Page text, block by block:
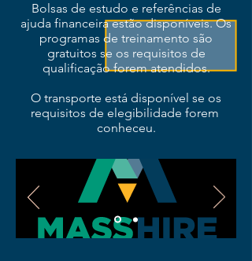
Bolsas de estudo e referências de
ajuda financeira estão disponíveis. Os
programas de treinamento são
gratuitos se os requisitos de
qualificação forem atendidos.
O transporte está disponível se os
requisitos de elegibilidade forem
conheceu.